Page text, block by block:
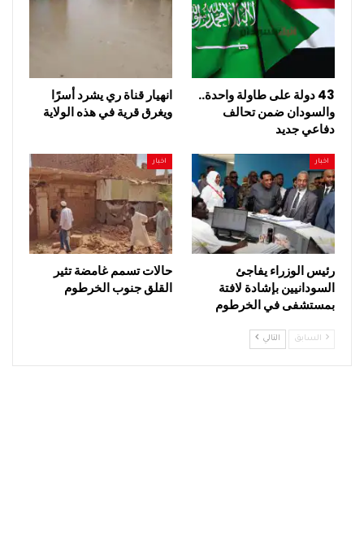
43 دولة على طاولة واحدة..
والسودان ضمن تحالف
دفاعي جديد
انهيار قناة ري يشرد أسرًا
ويغرق قرية في هذه الولاية
اخبار
رئيس الوزراء يفاجئ
السودانيين بإشادة لافتة
بمستشفى في الخرطوم
اخبار
حالات تسمم غامضة تثير
القلق جنوب الخرطوم
السابق التالي